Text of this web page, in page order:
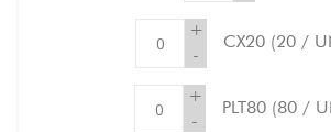
+
-
CX20 (20 /
+
-
PLT80 (80 /